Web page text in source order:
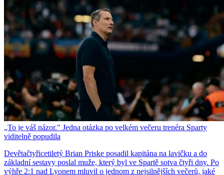
„To je váš názor." Jedna otázka po velkém večeru trenéra Sparty
viditelně popudila
Devětačtyřicetiletý Brian Priske posadil kapitána na lavičku a do
základní sestavy poslal muže, který byl ve Spartě sotva čtyři dny. Po
výhře 2:1 nad Lyonem mluvil o jednom z nejsilnějších večerů, jaké